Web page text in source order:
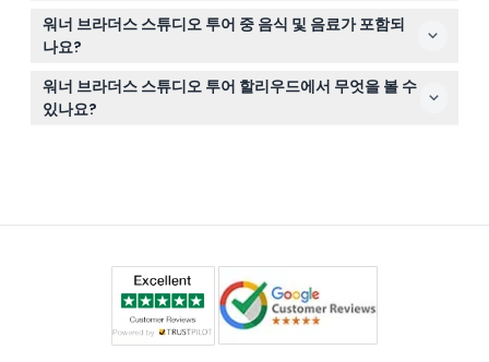
투어 시작 최소 48시간 전에 취소하면 환불이 가능하지만,
이체 수수료가 부과될 수 있습니다. 예기치 않은 사건이나
극심한 날씨로 투어가 취소될 경우, 재예약하거나 환불을
요청할 수 있습니다.
워너 브라더스 스튜디오 투어 중 음식 및 음료가 포함되
나요?
식사 및 음료는 티켓 가격에 포함되어 있지 않으니 미리 계
획하시기 바랍니다. 현장에서는 간식과 기념품을 구매할 수
있지만, 스타벅스나 센트럴 퍼크 카페 구매 시에는 할인이
워너 브라더스 스튜디오 투어 할리우드에서 무엇을 볼 수
있나요?